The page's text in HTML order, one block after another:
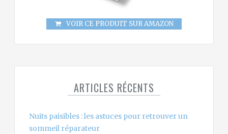
VOIR CE PRODUIT SUR AMAZON
ARTICLES RÉCENTS
Nuits paisibles : les astuces pour retrouver un
sommeil réparateur